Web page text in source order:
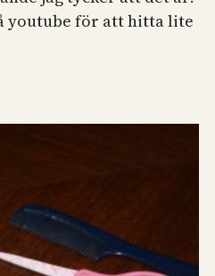
youtube för att hitta lite